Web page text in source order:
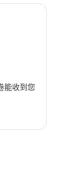
能收到您